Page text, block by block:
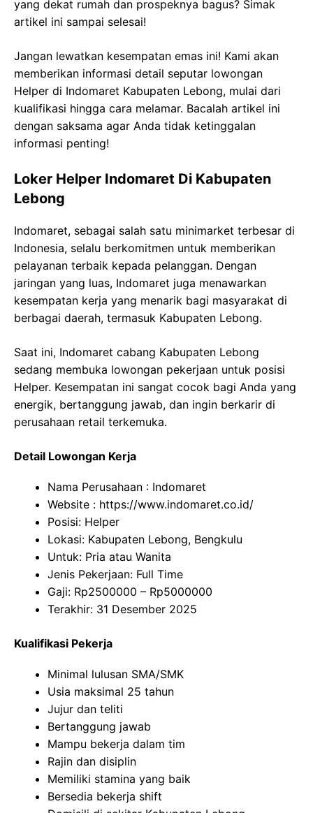
yang dekat rumah dan prospeknya bagus? Simak
artikel ini sampai selesai!
Jangan lewatkan kesempatan emas ini! Kami akan
memberikan informasi detail seputar lowongan
Helper di Indomaret Kabupaten Lebong, mulai dari
kualifikasi hingga cara melamar. Bacalah artikel ini
dengan saksama agar Anda tidak ketinggalan
informasi penting!
Loker Helper Indomaret Di Kabupaten
Lebong
Indomaret, sebagai salah satu minimarket terbesar di
Indonesia, selalu berkomitmen untuk memberikan
pelayanan terbaik kepada pelanggan. Dengan
jaringan yang luas, Indomaret juga menawarkan
kesempatan kerja yang menarik bagi masyarakat di
berbagai daerah, termasuk Kabupaten Lebong.
Saat ini, Indomaret cabang Kabupaten Lebong
sedang membuka lowongan pekerjaan untuk posisi
Helper. Kesempatan ini sangat cocok bagi Anda yang
energik, bertanggung jawab, dan ingin berkarir di
perusahaan retail terkemuka.
Detail Lowongan Kerja
Nama Perusahaan : Indomaret
Website : https://www.indomaret.co.id/
Posisi: Helper
Lokasi: Kabupaten Lebong, Bengkulu
Untuk: Pria atau Wanita
Jenis Pekerjaan: Full Time
Gaji: Rp2500000 – Rp5000000
Terakhir: 31 Desember 2025
Kualifikasi Pekerja
Minimal lulusan SMA/SMK
Usia maksimal 25 tahun
Jujur dan teliti
Bertanggung jawab
Mampu bekerja dalam tim
Rajin dan disiplin
Memiliki stamina yang baik
Bersedia bekerja shift